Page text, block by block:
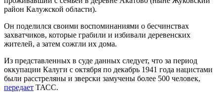
район Калужской области).
Он поделился своими воспоминаниями о бесчинствах
захватчиков, которые грабили и избивали деревенских
жителей, а затем сожгли их дома.
Из представленных в суде данных следует, что за период
оккупации Калуги с октября по декабрь 1941 года нацистами
были расстреляны и зверски замучены более 500 человек,
передает ТАСС.